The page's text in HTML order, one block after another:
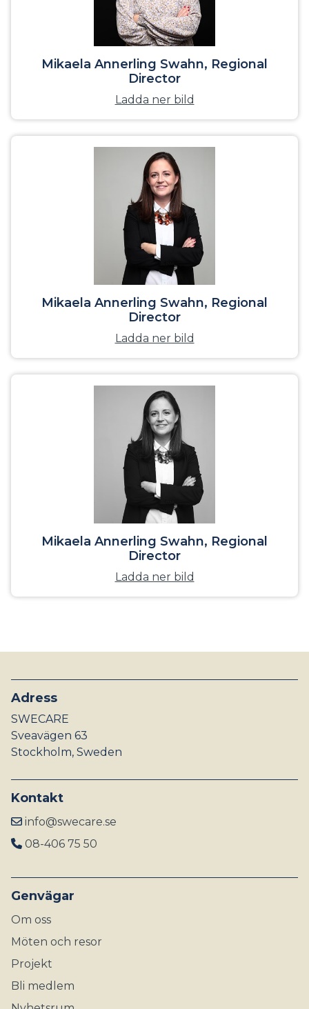
Mikaela Annerling Swahn, Regional
Director
Ladda ner bild
Mikaela Annerling Swahn, Regional
Director
Ladda ner bild
Mikaela Annerling Swahn, Regional
Director
Ladda ner bild
Adress
SWECARE
Sveavägen 63
Stockholm, Sweden
Kontakt
info@swecare.se
08-406 75 50
Genvägar
Om oss
Möten och resor
Projekt
Bli medlem